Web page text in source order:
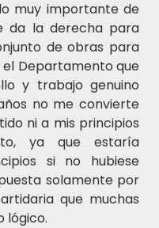
muy importante de
da la derecha para
de obras para
el Departamento que
y trabajo genuino
no me convierte
ni a mis principios
ya que estaría
si no hubiese
solamente por
que muchas
lógico.